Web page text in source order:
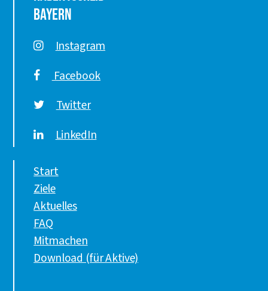
Bayern
Instagram
Facebook
Twitter
LinkedIn
Start
Ziele
Aktuelles
FAQ
Mitmachen
Download (für Aktive)